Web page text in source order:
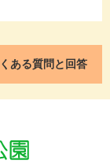
ある質問と回答